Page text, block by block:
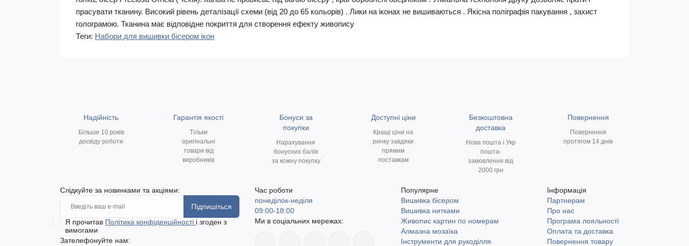
прасувати тканину. Високий рівень деталізації схеми (від 20 до 65 кольорів) . Лики на іконах не вишиваються . Якісна поліграфія пакування , захист
голограмою. Тканина має відповідне покриття для створення ефекту живопису
Теги: Набори для вишивки бісером ікон
Надійність
Більше 10 років
досвіду роботи
Гарантія якості
Тільки
оригінальні
товари від
виробників
Бонуси за
покупки
Нарахування
бонусних балів
за кожну покупку
Доступні ціни
Кращі ціни на
ринку завдяки
прямим
поставкам
Безкоштовна
доставка
Нова пошта і Укр
пошта-
замовлення від
2000 грн
Повернення
Повернення
протягом 14 днів
Слідкуйте за новинками та акціями:
Підпишіться
Я прочитав Політика конфіденційності і згоден з
вимогами
Зателефонуйте нам:
Час роботи
понеділок-неділя
09:00-18:00
Ми в соціальних мережах:
Популярне
Вишивка бісером
Вишивка нитками
Живопис картин по номерам
Алмазна мозаїка
Інструменти для рукоділля
Інформація
Партнерам
Про нас
Програма лояльності
Оплата та доставка
Повернення товару